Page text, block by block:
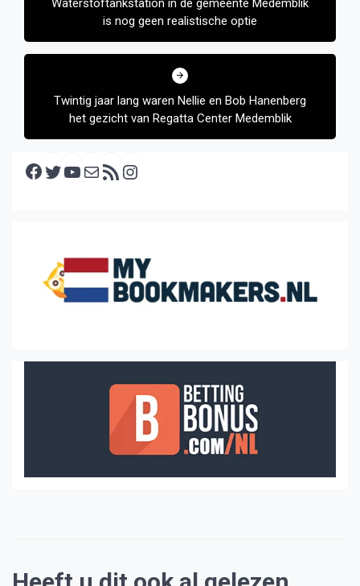
is nog geen realistische optie
Twintig jaar lang waren Nellie en Bob Hanenberg
het gezicht van Regatta Center Medemblik
Facebook Twitter YouTube E-mail RSS feed